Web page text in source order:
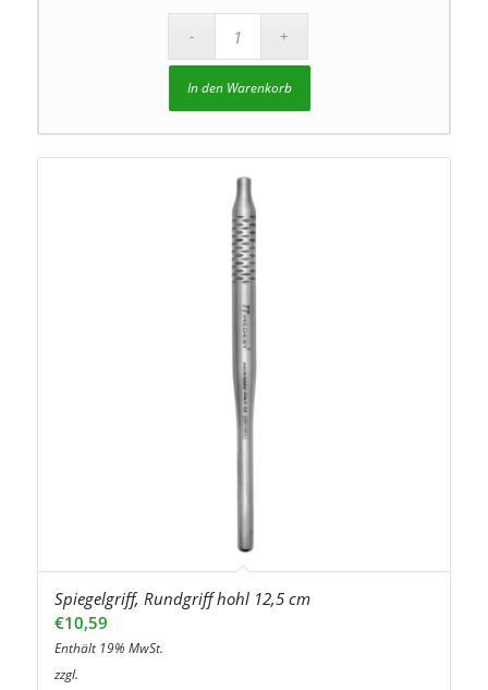
In den Warenkorb
Spiegelgriff, Rundgriff hohl 12,5 cm
€10,59
Enthält 19% MwSt.
zzgl.